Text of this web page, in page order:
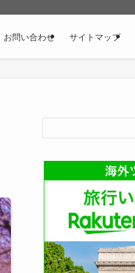
お問い合わせ サイトマップ